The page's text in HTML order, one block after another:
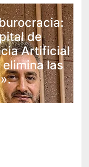
de
Artificial
las